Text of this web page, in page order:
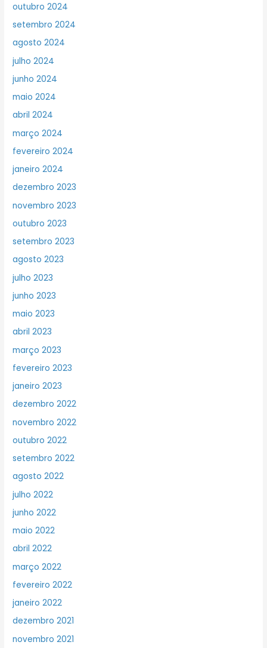
outubro 2024
setembro 2024
agosto 2024
julho 2024
junho 2024
maio 2024
abril 2024
março 2024
fevereiro 2024
janeiro 2024
dezembro 2023
novembro 2023
outubro 2023
setembro 2023
agosto 2023
julho 2023
junho 2023
maio 2023
abril 2023
março 2023
fevereiro 2023
janeiro 2023
dezembro 2022
novembro 2022
outubro 2022
setembro 2022
agosto 2022
julho 2022
junho 2022
maio 2022
abril 2022
março 2022
fevereiro 2022
janeiro 2022
dezembro 2021
novembro 2021